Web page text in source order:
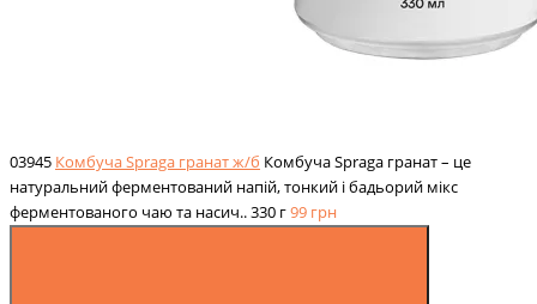
03945 Комбуча Spraga гранат ж/б Комбуча Spraga гранат – це
натуральний ферментований напій, тонкий і бадьорий мікс
ферментованого чаю та насич..330 г99 грн